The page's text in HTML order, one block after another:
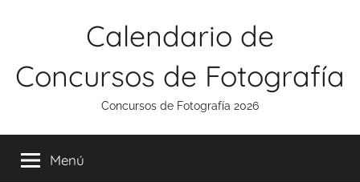
Calendario de
Concursos de Fotografía
Concursos de Fotografía 2026
Menú